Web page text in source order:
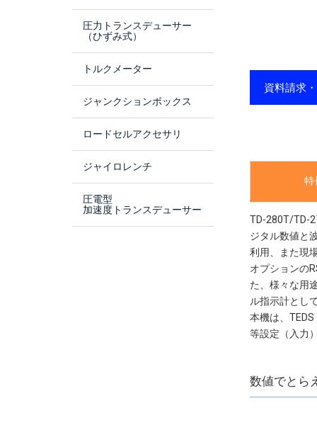
資料請求
特
TD-280T/TD-
ジタル数値と
利用、また現
オプションの
た、様々な用
ル指示計とし
本機は、
等設定（入力
数値でとら
圧力トランスデューサー
（ひずみ式）
トルクメーター
ジャンクションボックス
ロードセルアクセサリ
ジャイロレンチ
圧電型
加速度トランスデューサー